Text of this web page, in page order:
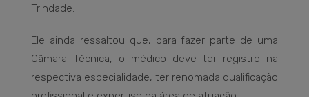
Trindade.
Ele ainda ressaltou que, para fazer parte de uma
Câmara Técnica, o médico deve ter registro na
respectiva especialidade, ter renomada qualificação